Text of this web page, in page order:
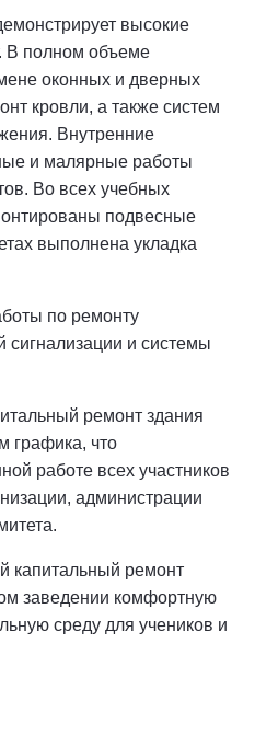
высокие
В полном объеме
оконных и дверных
кровли, а также систем
Внутренние
и малярные работы
Во всех учебных
подвесные
выполнена укладка
по ремонту
сигнализации и системы
ремонт здания
графика, что
работе всех участников
администрации
капитальный ремонт
заведении комфортную
среду для учеников и